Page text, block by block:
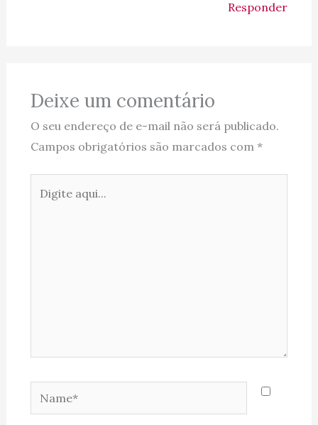
Responder
Deixe um comentário
O seu endereço de e-mail não será publicado.
Campos obrigatórios são marcados com *
aqui...
Name*